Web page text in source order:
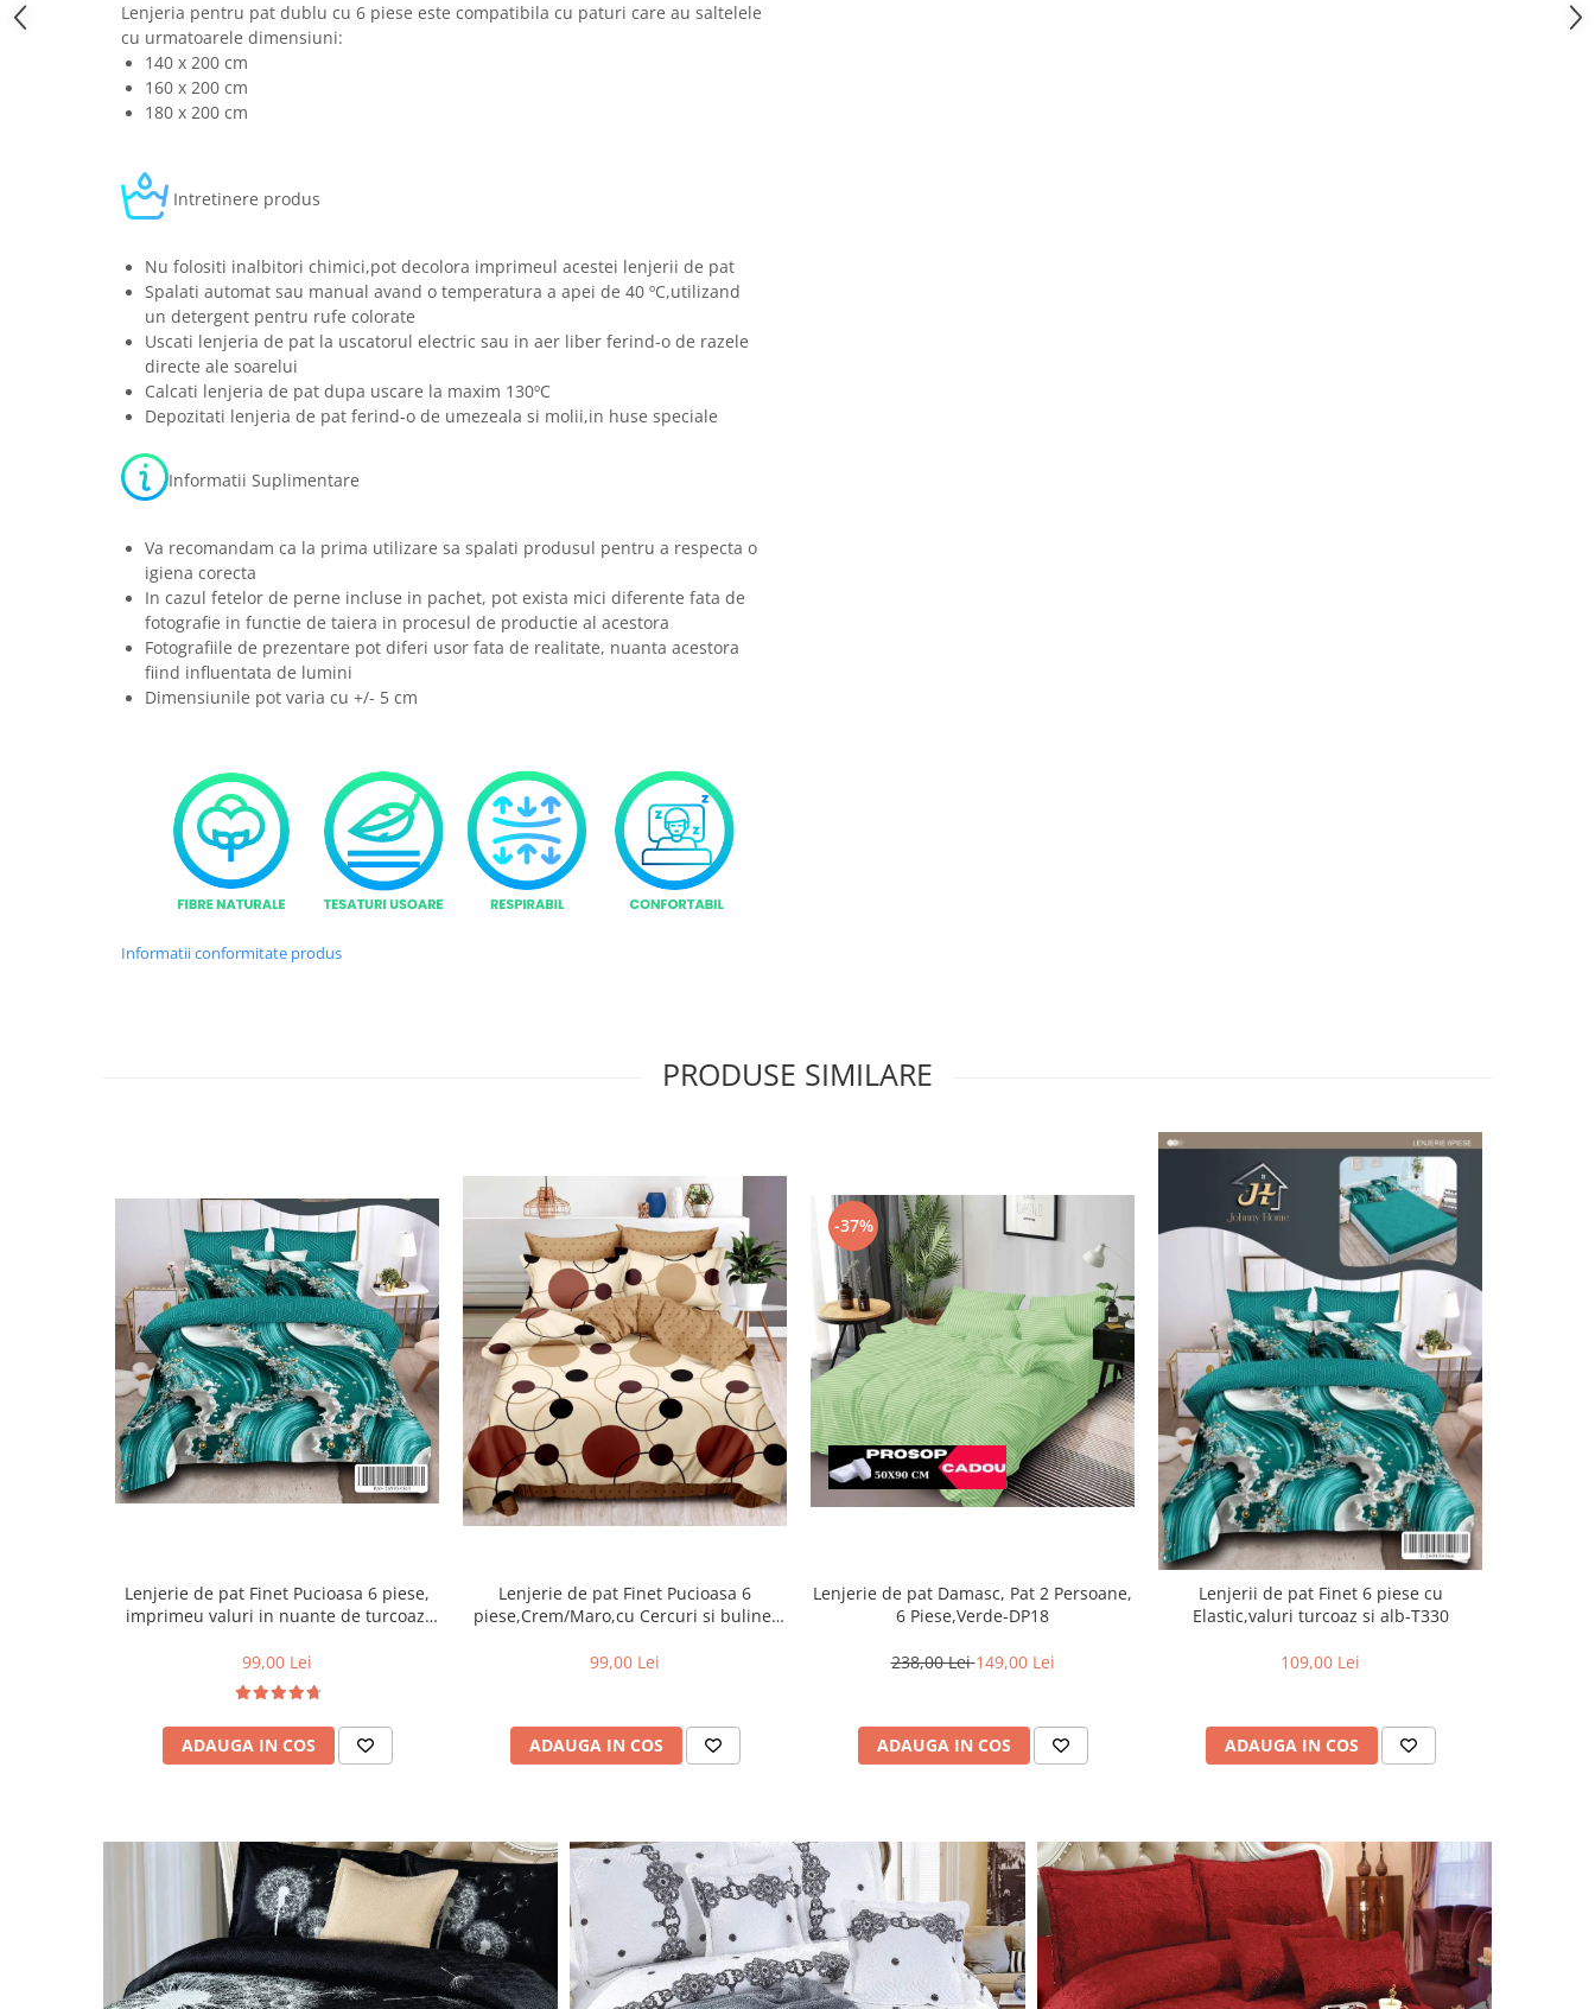
Lenjeria pentru pat dublu cu 6 piese este compatibila cu paturi care au saltelele
cu urmatoarele dimensiuni:
140 x 200 cm
160 x 200 cm
180 x 200 cm
Intretinere produs
Nu folositi inalbitori chimici,pot decolora imprimeul acestei lenjerii de pat
Spalati automat sau manual avand o temperatura a apei de 40 ºC,utilizand
un detergent pentru rufe colorate
Uscati lenjeria de pat la uscatorul electric sau in aer liber ferind-o de razele
directe ale soarelui
Calcati lenjeria de pat dupa uscare la maxim 130ºC
Depozitati lenjeria de pat ferind-o de umezeala si molii,in huse speciale
Informatii Suplimentare
Va recomandam ca la prima utilizare sa spalati produsul pentru a respecta o
igiena corecta
In cazul fetelor de perne incluse in pachet, pot exista mici diferente fata de
fotografie in functie de taiera in procesul de productie al acestora
Fotografiile de prezentare pot diferi usor fata de realitate, nuanta acestora
fiind influentata de lumini
Dimensiunile pot varia cu +/- 5 cm
Informatii conformitate produs
PRODUSE SIMILARE
Lenjerie de pat Finet Pucioasa 6 piese,
imprimeu valuri in nuante de turcoaz,
99,00 Lei
ADAUGA IN COS
Lenjerie de pat Finet Pucioasa 6
piese,Crem/Maro,cu Cercuri si buline-
99,00 Lei
ADAUGA IN COS
-37%
Lenjerie de pat Damasc, Pat 2 Persoane,
6 Piese,Verde-DP18
238,00 Lei149,00 Lei
ADAUGA IN COS
Lenjerii de pat Finet 6 piese cu
Elastic,valuri turcoaz si alb-T330
109,00 Lei
ADAUGA IN COS